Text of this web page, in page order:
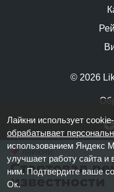
© 2026
Лайкни использует
обрабатывает
использованием Яндекс
улучшает работу сайта и
ним. Подтвердите ваше
Ок.